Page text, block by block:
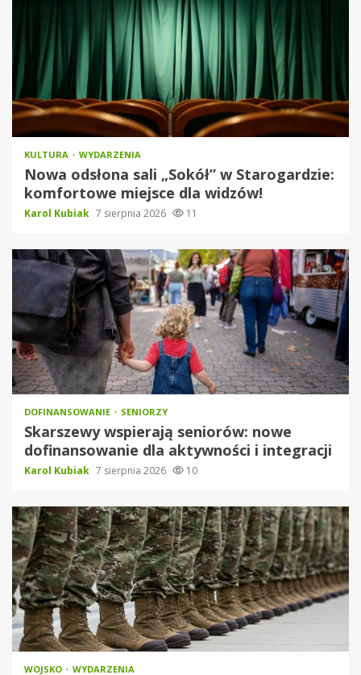
KULTURA WYDARZENIA
Nowa odsłona sali „Sokół” w Starogardzie:
komfortowe miejsce dla widzów!
Karol Kubiak 7 sierpnia 2026 11
DOFINANSOWANIE SENIORZY
Skarszewy wspierają seniorów: nowe
dofinansowanie dla aktywności i integracji
Karol Kubiak 7 sierpnia 2026 10
WOJSKO WYDARZENIA